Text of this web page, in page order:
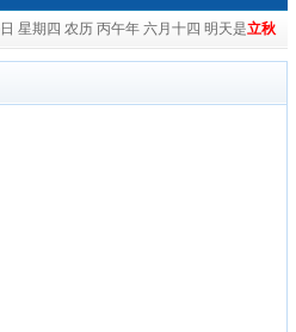
星期四 农历 丙午年 六月十四 明天是立秋